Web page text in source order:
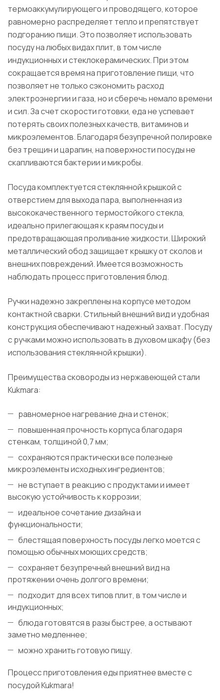
термоаккумулирующего и проводящего, которое
равномерно распределяет тепло и препятствует
подгоранию пищи. Это позволяет использовать
посуду на любых видах плит, в том числе
индукционных и стеклокерамических. При этом
сокращается время на приготовление пищи, что
позволяет не только сэкономить расход
электроэнергии и газа, но и сберечь немало времени
и сил. За счет скорости готовки, еда не успевает
потерять своих полезных качеств, витаминов и
микроэлементов. Благодаря безупречной полировке
без трещин и царапин, на поверхности посуды не
скапливаются бактерии и микробы.
Посуда комплектуется стеклянной крышкой с
отверстием для выхода пара, выполненная из
высококачественного термостойкого стекла,
идеально прилегающая к краям посуды и
предотвращающая проливание жидкости. Широкий
металлический обод защищает крышку от сколов и
внешних повреждений. Имеется возможность
наблюдать процесс приготовления блюд.
Ручки надежно закреплены на корпусе методом
контактной сварки. Стильный внешний вид и удобная
конструкция обеспечивают надежный захват. Посуду
с ручками можно использовать в духовом шкафу (без
использования стеклянной крышки).
Преимущества сковороды из нержавеющей стали
Kukmara:
равномерное нагревание дна и стенок;
повышенная прочность корпуса благодаря
стенкам, толщиной 0,7 мм;
сохраняются практически все полезные
микроэлементы исходных ингредиентов;
не вступает в реакцию с продуктами и имеет
высокую устойчивость к коррозии;
идеальное сочетание дизайна и
функциональности;
блестящая поверхность посуды легко моется с
помощью обычных моющих средств;
сохраняет безупречный внешний вид на
протяжении очень долгого времени;
подходит для всех типов плит, в том числе и
индукционных;
блюда готовятся в разы быстрее, а остывают
заметно медленнее;
можно хранить готовую пищу.
Процесс приготовления еды приятнее вместе с
посудой Kukmara!